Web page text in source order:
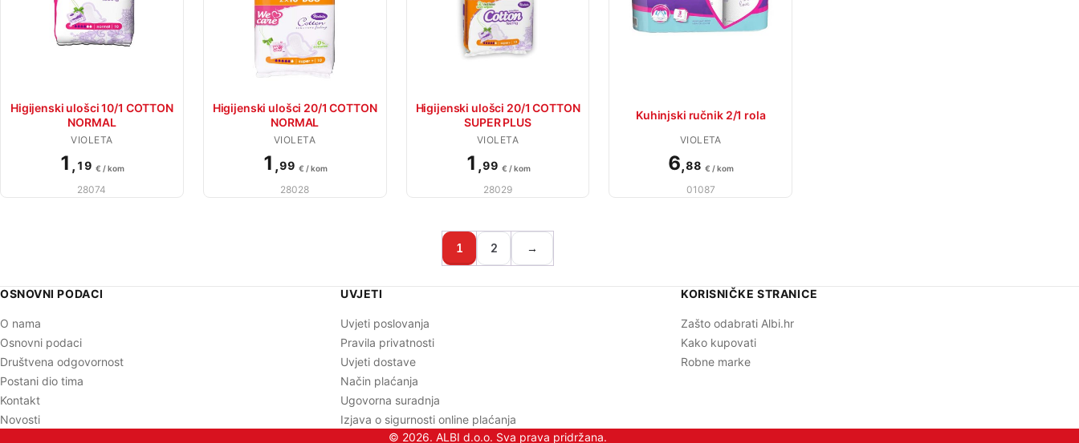
Higijenski ulošci 10/1 COTTON
NORMAL
VIOLETA
1 , 19 € / kom
28074
Higijenski ulošci 20/1 COTTON
NORMAL
VIOLETA
1 ,99 € / kom
28028
Higijenski ulošci 20/1 COTTON
SUPER PLUS
VIOLETA
1 ,99 € / kom
28029
Kuhinjski ručnik 2/1 rola
VIOLETA
6,88 € / kom
01087
1 2 →
OSNOVNI PODACI
O nama
Osnovni podaci
Društvena odgovornost
Postani dio tima
Kontakt
Novosti
UVJETI
Uvjeti poslovanja
Pravila privatnosti
Uvjeti dostave
Način plaćanja
Ugovorna suradnja
Izjava o sigurnosti online plaćanja
KORISNIČKE STRANICE
Zašto odabrati Albi.hr
Kako kupovati
Robne marke
© 2026. ALBI d.o.o. Sva prava pridržana.